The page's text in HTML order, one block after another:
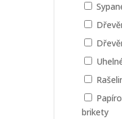
brikety